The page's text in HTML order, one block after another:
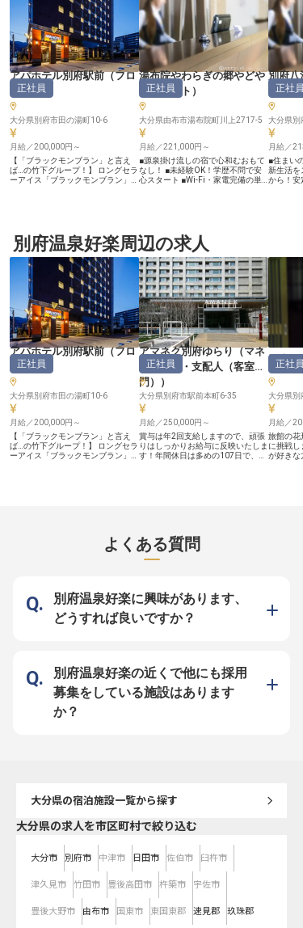
アパホテル別府駅前（フロ
ント）
正社員
大分県別府市田の湯町10-6
月給／200,000円～
【「ブラックモンブラン」と言え
ば…の竹下グループ！】 ロングセラ
ーアイス「ブラックモンブラン」の
いません！駅前ホテルの顔として、
別府を訪れるお客様を笑顔にしませ
んか？接客マニュアルや先輩による
フォロー体制も万全なので、未経験
からチャレンジしたい方も大歓迎で
魅力～ ◎JR別府駅から徒歩2分！雨
の日も安心 ◎非接触チェックイン
機器の導入で効率UP ◎お休みも取
りやすく、残業ほぼなし！プライベ
ートも充実できる ◎未経験でも安
心なサポート体制。キャリアアップ
を応援 ◎地元食材を活かした和定
食レストラン「優庵-BUNGO
YOUAN-」も人気 ◎住宅補助、引越
し手当あり！U・Iターンの方にもお
すすめ！ ほかにも、公休8～9日・
賞与年2回と、スタッフにとって働
きやすく無理のない環境づくりに力
を入れています。安定基盤を持つ地
域グループで、将来も見据えたキャ
リアを築いていきませんか？
湯布院やわらぎの郷やどや
（フロント ）
正社員
大分県由布市湯布院町川上2717-5
月給／221,000円～
■源泉掛け流しの宿で心和むおもて
なし！ ■未経験OK！学歴不問で安
心スタート ■Wi-Fi・家電完備の単
時間を彩る「湯布院やわらぎの郷や
どや」。源泉掛け流しの温泉と心の
こもったサービスで、訪れる方々に
癒しのひとときをお届けしていま
す。 フロントスタッフとして、チ
ェックインからチェックアウトま
で、お客様との大切な接点を担当。
笑顔でのお出迎え、丁寧な対応、細
やかな心配りで、お客様の思い出づ
くりをサポートしていただきます！
温泉地ならではの「おもてなし」を
一緒に創りませんか？ ーー【成長
できる環境で、おもてなしのプロフ
ェッショナルへ】 明治海運グルー
プの安定基盤のもと、長期的なキャ
リア形成を応援します！未経験から
でも安心のサポート体制で、接客ス
キルやホテル業務を着実に身につけ
られます！ シフト制で生活リズム
も整えやすく、プライベートも充
実。Wi-Fi・電化製品・生活用品が
完備された築浅の単身寮（月額
20,000円）もご用意していますの
で、遠方からの就職も安心です！さ
別府八
（フロ
正社員
大分県別
月給／
■住まい
新生活を
から！安
一人ひと
のやりが
【安心し
アアップ
の際には
手配し
で、安心
可能です
ん、退職
ど、将来
していま
制度も
体でサポ
らなるキ
境で、あ
を歩んで
別府温泉好楽周辺の求人
アパホテル別府駅前（フロ
ント）
正社員
大分県別府市田の湯町10-6
月給／200,000円～
【「ブラックモンブラン」と言え
ば…の竹下グループ！】 ロングセラ
ーアイス「ブラックモンブラン」の
フォロー体制も万全なので、未経験
からチャレンジしたい方も大歓迎で
機器の導入で効率UP ◎お休みも取
りやすく、残業ほぼなし！プライベ
ートも充実できる ◎未経験でも安
心なサポート体制。キャリアアップ
賞与年2回と、スタッフにとって働
きやすく無理のない環境づくりに力
を入れています。安定基盤を持つ地
域グループで、将来も見据えたキャ
リアを築いていきませんか？
アマネク別府ゆらり（マネ
ージャー・支配人（客室部
門）
）
正社員
大分県別府市駅前本町6-35
月給／250,000円～
賞与は年2回支給しますので、頑張
りはしっかりお給与に反映いたしま
す！年間休日は多めの107日で、ワ
やかな気配りを活かして働きません
か？※この求人は2023年6月15日時
点の情報です
別府 海
正社員
大分県別
月給／
旅館の花
に挑戦し
が好きな
よくある質問
別府温泉好楽に興味があります、
どうすれば良いですか？
別府温泉好楽の近くで他にも採用
募集をしている施設はあります
か？
大分県の宿泊施設一覧から探す
大分県の求人を市区町村で絞り込む
大分市 別府市 中津市 日田市 佐伯市 臼杵市
津久見市 竹田市 豊後高田市 杵築市 宇佐市
豊後大野市 由布市 国東市 東国東郡 速見郡 玖珠郡